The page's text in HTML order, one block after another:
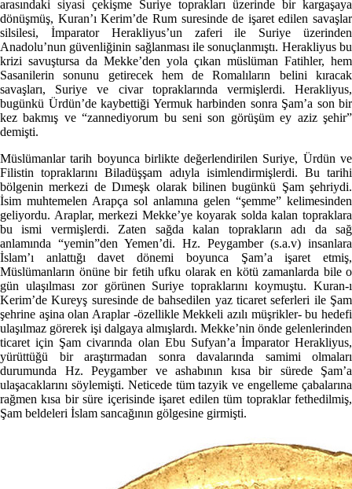
arasındaki siyasi çekişme Suriye toprakları üzerinde bir kargaşaya
dönüşmüş, Kuran’ı Kerim’de Rum suresinde de işaret edilen savaşlar
silsilesi, İmparator Herakliyus’un zaferi ile Suriye üzerinden
Anadolu’nun güvenliğinin sağlanması ile sonuçlanmıştı. Herakliyus bu
krizi savuştursa da Mekke’den yola çıkan müslüman Fatihler, hem
Sasanilerin sonunu getirecek hem de Romalıların belini kıracak
savaşları, Suriye ve civar topraklarında vermişlerdi. Herakliyus,
bugünkü Ürdün’de kaybettiği Yermuk harbinden sonra Şam’a son bir
kez bakmış ve “zannediyorum bu seni son görüşüm ey aziz şehir”
demişti.
Müslümanlar tarih boyunca birlikte değerlendirilen Suriye, Ürdün ve
Filistin topraklarını Biladüşşam adıyla isimlendirmişlerdi. Bu tarihi
bölgenin merkezi de Dımeşk olarak bilinen bugünkü Şam şehriydi.
İsim muhtemelen Arapça sol anlamına gelen “şemme” kelimesinden
geliyordu. Araplar, merkezi Mekke’ye koyarak solda kalan topraklara
bu ismi vermişlerdi. Zaten sağda kalan toprakların adı da sağ
anlamında “yemin”den Yemen’di. Hz. Peygamber (s.a.v) insanlara
İslam’ı anlattığı davet dönemi boyunca Şam’a işaret etmiş,
Müslümanların önüne bir fetih ufku olarak en kötü zamanlarda bile o
gün ulaşılması zor görünen Suriye topraklarını koymuştu. Kuran-ı
Kerim’de Kureyş suresinde de bahsedilen yaz ticaret seferleri ile Şam
şehrine aşina olan Araplar -özellikle Mekkeli azılı müşrikler- bu hedefi
ulaşılmaz görerek işi dalgaya almışlardı. Mekke’nin önde gelenlerinden
ticaret için Şam civarında olan Ebu Sufyan’a İmparator Herakliyus,
yürüttüğü bir araştırmadan sonra davalarında samimi olmaları
durumunda Hz. Peygamber ve ashabının kısa bir sürede Şam’a
ulaşacaklarını söylemişti. Neticede tüm tazyik ve engelleme çabalarına
rağmen kısa bir süre içerisinde işaret edilen tüm topraklar fethedilmiş,
Şam beldeleri İslam sancağının gölgesine girmişti.